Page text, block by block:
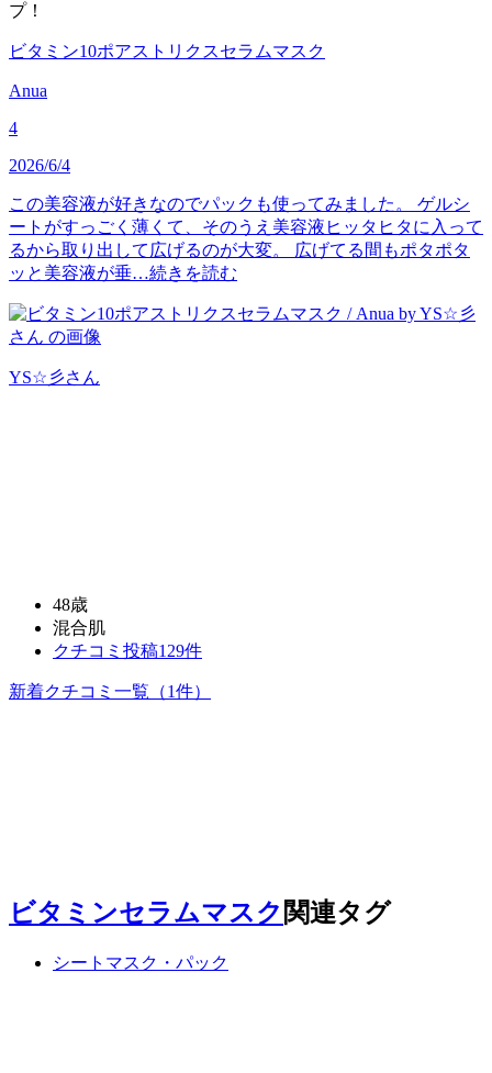
プ！
ビタミン10ポアストリクスセラムマスク
Anua
4
2026/6/4
この美容液が好きなのでパックも使ってみました。 ゲルシ
ートがすっごく薄くて、そのうえ美容液ヒッタヒタに入って
るから取り出して広げるのが大変。 広げてる間もポタポタ
ッと美容液が垂…続きを読む
YS☆彡さん
48歳
混合肌
クチコミ投稿129件
新着クチコミ一覧 （1件）
ビタミンセラムマスク 関連タグ
シートマスク・パック